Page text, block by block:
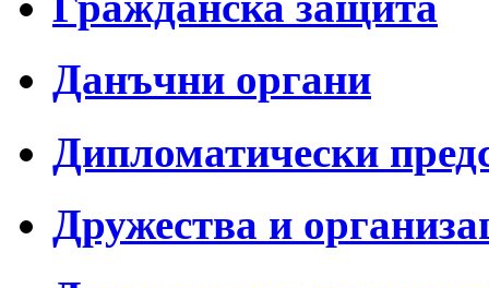
Данъчни органи
Дипломатически
Дружества и